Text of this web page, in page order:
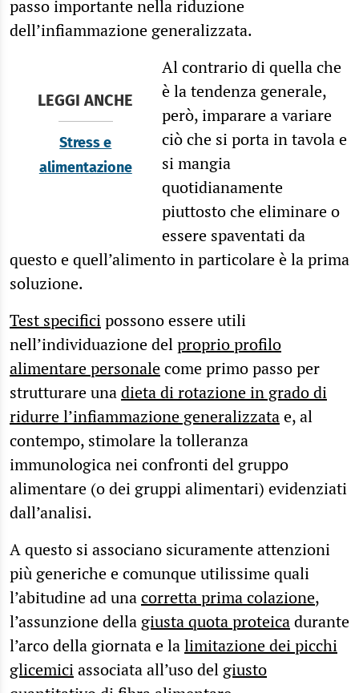
passo importante nella riduzione
dell’infiammazione generalizzata.
LEGGI ANCHE
Stress e
alimentazione
Al contrario di quella che
è la tendenza generale,
però, imparare a variare
ciò che si porta in tavola e
si mangia
quotidianamente
piuttosto che eliminare o
essere spaventati da
questo e quell’alimento in particolare è la prima
soluzione.
Test specificipossono essere utili
nell’individuazione delproprio profilo
alimentare personalecome primo passo per
strutturare unadieta di rotazione in grado di
ridurre l’infiammazione generalizzatae, al
contempo, stimolare la tolleranza
immunologica nei confronti del gruppo
alimentare (o dei gruppi alimentari) evidenziati
dall’analisi.
A questo si associano sicuramente attenzioni
più generiche e comunque utilissime quali
l’abitudine ad unacorretta prima colazione,
l’assunzione della giusta quota proteicadurante
l’arco della giornata e lalimitazione dei picchi
glicemiciassociata all’uso del giusto